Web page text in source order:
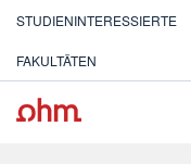
STUDIENINTERESSIERTE
FAKULTÄTEN